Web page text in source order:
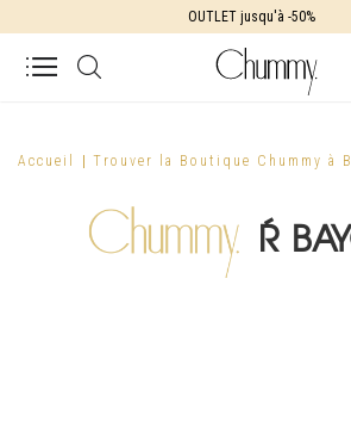
OUTLET jusqu'à -50%
Accueil Trouver la Boutique Chummy à
À